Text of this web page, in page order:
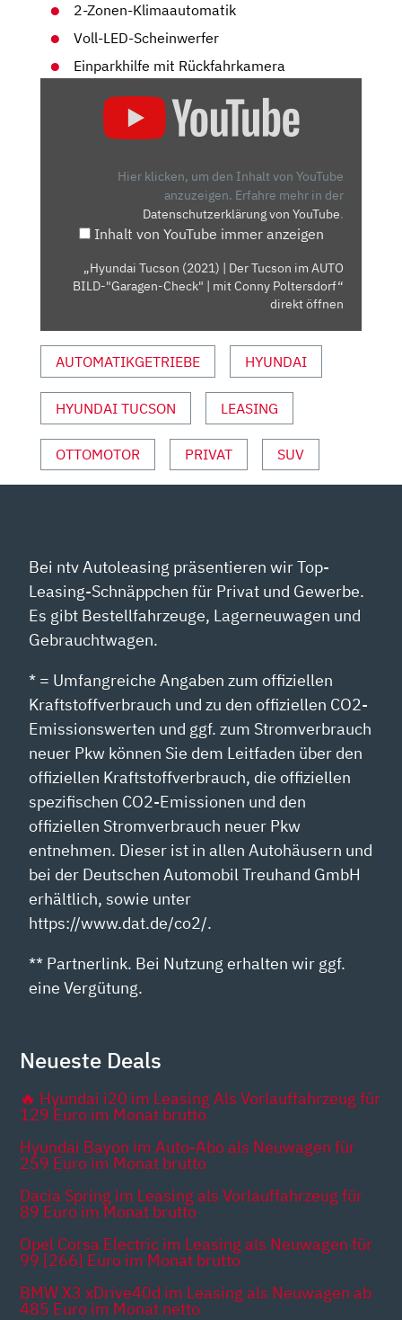
2-Zonen-Klimaautomatik
Voll-LED-Scheinwerfer
Einparkhilfe mit Rückfahrkamera
"GARAGEN-
CHECK"
CONNY
POLTERSDORF“
VON
YOUTUBE
Hier klicken, um den Inhalt von YouTube
anzuzeigen. Erfahre mehr in der
Datenschutzerklärung von YouTube.
Inhalt von YouTube immer anzeigen
„Hyundai Tucson (2021) | Der Tucson im AUTO
BILD-"Garagen-Check" | mit Conny Poltersdorf“
direkt öffnen
AUTOMATIKGETRIEBE HYUNDAI
HYUNDAI TUCSON LEASING
OTTOMOTOR PRIVAT SUV
Bei ntv Autoleasing präsentieren wir Top-
Leasing-Schnäppchen für Privat und Gewerbe.
Es gibt Bestellfahrzeuge, Lagerneuwagen und
Gebrauchtwagen.
* = Umfangreiche Angaben zum offiziellen
Kraftstoffverbrauch und zu den offiziellen CO2-
Emissionswerten und ggf. zum Stromverbrauch
neuer Pkw können Sie dem Leitfaden über den
offiziellen Kraftstoffverbrauch, die offiziellen
spezifischen CO2-Emissionen und den
offiziellen Stromverbrauch neuer Pkw
entnehmen. Dieser ist in allen Autohäusern und
bei der Deutschen Automobil Treuhand GmbH
erhältlich, sowie unter
https://www.dat.de/co2/.
** Partnerlink. Bei Nutzung erhalten wir ggf.
eine Vergütung.
Neueste Deals
🔥 Hyundai i20 im Leasing Als Vorlauffahrzeug für
129 Euro im Monat brutto
Hyundai Bayon im Auto-Abo als Neuwagen für
259 Euro im Monat brutto
Dacia Spring im Leasing als Vorlauffahrzeug für
89 Euro im Monat brutto
Opel Corsa Electric im Leasing als Neuwagen für
99 [266] Euro im Monat brutto
BMW X3 xDrive40d im Leasing als Neuwagen ab
485 Euro im Monat netto